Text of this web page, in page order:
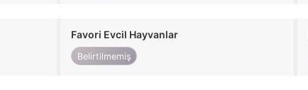
Favori Evcil Hayvanlar
Belirtilmemiş